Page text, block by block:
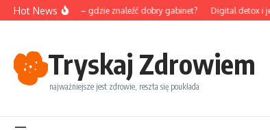
Przejdź do treści
Hot News
na Śląsku – gdzie znaleźć dobry gabinet? Digital detox i
Tryskaj Zdrowiem
najważniejsze jest zdrowie, reszta się poukłada